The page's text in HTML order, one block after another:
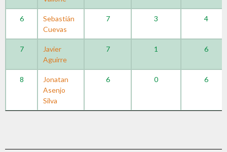
6
Sebastián
Cuevas
7 3 4
7
Javier
Aguirre
7 1 6
8
Jonatan
Asenjo
Silva
6 0 6